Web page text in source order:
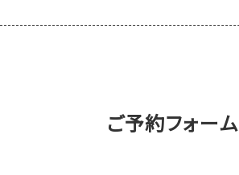
ご予約フォーム